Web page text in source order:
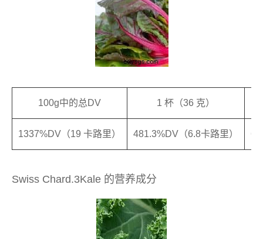
100g中的总DV 1 杯（36 克）
1337%DV（19 卡路里） 481.3%DV（6.8卡路里）
Swiss Chard.3Kale 的营养成分